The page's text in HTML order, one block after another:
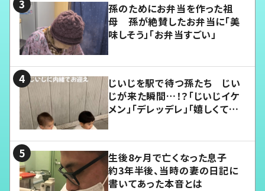
孫のためにお弁当を作った祖
母 孫が絶賛したお弁当に「美
味しそう」「お弁当すごい」
じいじを駅で待つ孫たち じい
じが来た瞬間…！？「じいじイケ
メン」「デレッデレ」「嬉しくて可
生後8ヶ月で亡くなった息子
約3年半後、当時の妻の日記に
書いてあった本音とは